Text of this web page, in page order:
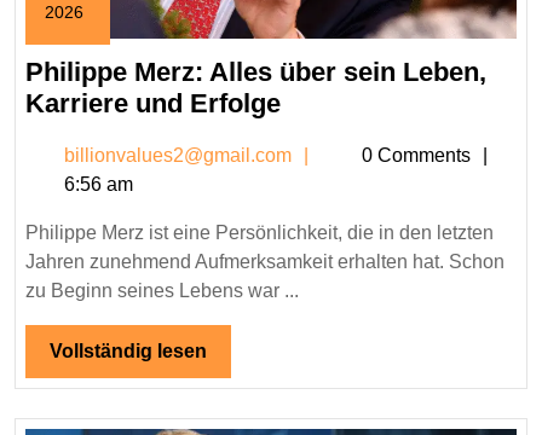
2026
February
21,
2026
Philippe Merz: Alles über sein Leben,
Karriere und ErfolgePhilippe
Alles
sein
Leben,
Karriere
billionvalues2@gmail.com
0 Comments
6:56 am
Philippe Merz ist eine Persönlichkeit, die in den letzten
Jahren zunehmend Aufmerksamkeit erhalten hat. Schon
zu Beginn seines Lebens war ...
Vollständig lesen
lesen